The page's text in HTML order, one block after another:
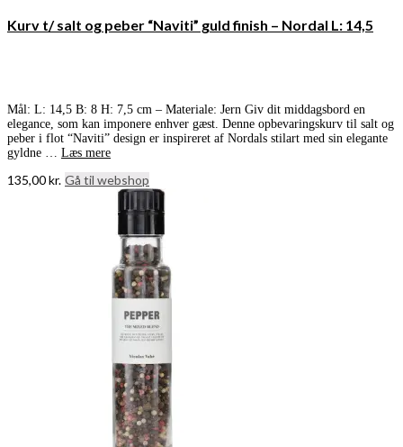
Kurv t/ salt og peber “Naviti” guld finish – Nordal L: 14,5
Mål: L: 14,5 B: 8 H: 7,5 cm – Materiale: Jern Giv dit middagsbord en
elegance, som kan imponere enhver gæst. Denne opbevaringskurv til salt og
peber i flot “Naviti” design er inspireret af Nordals stilart med sin elegante
gyldne … Læs mere
135,00kr. Gå til webshop